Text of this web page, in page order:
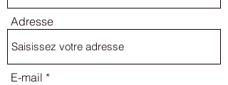
Adresse
E-mail